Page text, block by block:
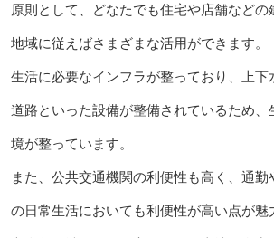
原則として、どなたでも住宅や店舗などの
地域に従えばさまざまな活用ができます。
生活に必要なインフラが整っており、上下
道路といった設備が整備されているため、
境が整っています。
また、公共交通機関の利便性も高く、通
の日常生活においても利便性が高い点が魅